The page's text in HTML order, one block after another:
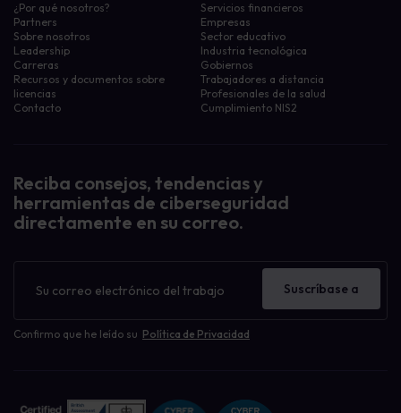
¿Por qué nosotros?
Partners
Sobre nosotros
Leadership
Carreras
Recursos y documentos sobre
licencias
Contacto
Servicios financieros
Empresas
Sector educativo
Industria tecnológica
Gobiernos
Trabajadores a distancia
Profesionales de la salud
Cumplimiento NIS2
Reciba consejos, tendencias y
herramientas de ciberseguridad
directamente en su correo.
Confirmo que he leído su Política de Privacidad
Suscríbase a